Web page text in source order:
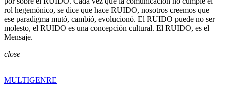
rol hegemónico, se dice que hace RUIDO, nosotros creemos que
ese paradigma mutó, cambió, evolucionó. El RUIDO puede no ser
molesto, el RUIDO es una concepción cultural. El RUIDO, es el
Mensaje.
close
MULTIGENRE